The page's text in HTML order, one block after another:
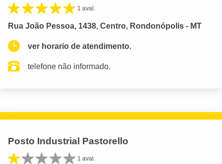
1 aval.
Rua João Pessoa, 1438, Centro, Rondonópolis - MT
ver horario de atendimento.
telefone não informado.
Posto Industrial Pastorello
1 aval.